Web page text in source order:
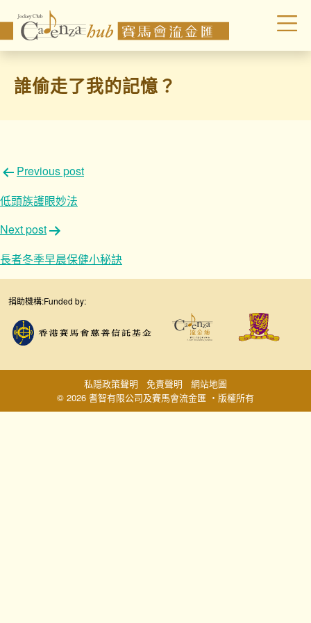
誰偷走了我的記憶？
文
章
導
覽
Previous post
低頭族護眼妙法
Next post
長者冬季早晨保健小秘訣
捐助機構:Funded by:
© 2026 耆智有限公司及賽馬會流金匯 ‧版權所有
私隱政策聲明 免責聲明 網站地圖